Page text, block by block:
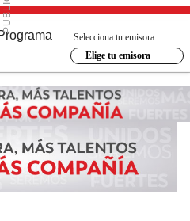
Selecciona tu emisora
Elige tu emisora